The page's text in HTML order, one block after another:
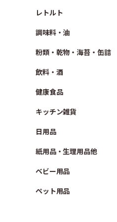
レトルト
調味料・油
粉類・乾物・海苔・缶詰
飲料・酒
健康食品
キッチン雑貨
日用品
紙用品・生理用品他
ベビー用品
ペット用品